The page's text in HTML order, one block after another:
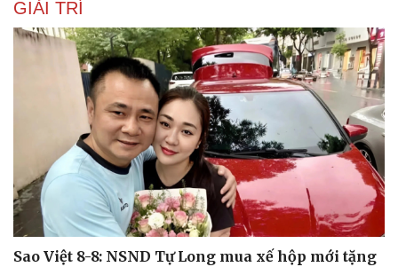
Văn hóa
Giải trí
GIẢI TRÍ
Sao Việt 8-8: NSND Tự Long mua xế hộp mới tặng